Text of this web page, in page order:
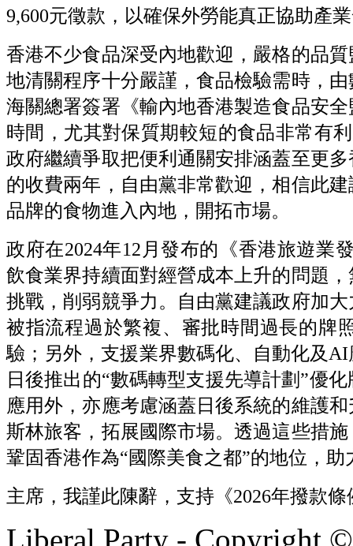
9,600元徵款，以確保外勞能真正協助產
香港不少食品深受內地歡迎，嚴格的品
地清關程序十分嚴謹，食品檢驗需時，
海關總署簽署《輸內地香港製造食品安
時間，尤其對保質期較短的食品非常有
政府繼續爭取把便利通關安排涵蓋至更
的收費兩年，自由黨非常歡迎，相信此
品牌的食物進入內地，開拓市場。
政府在2024年12月發布的《香港旅遊業
飲食業界持續面對經營成本上升的問題
挑戰，削弱競爭力。自由黨建議政府加
被指流程過於繁複、審批時間過長的牌
驗；另外，支援業界數碼化、自動化及
日後推出的“數碼轉型支援先導計劃”優
應用外，亦應考慮涵蓋日後系統的維護
斯林旅客，拓展國際市場。透過這些措
鞏固香港作為“國際美食之都”的地位，
主席，我謹此陳辭，支持《2026年撥款